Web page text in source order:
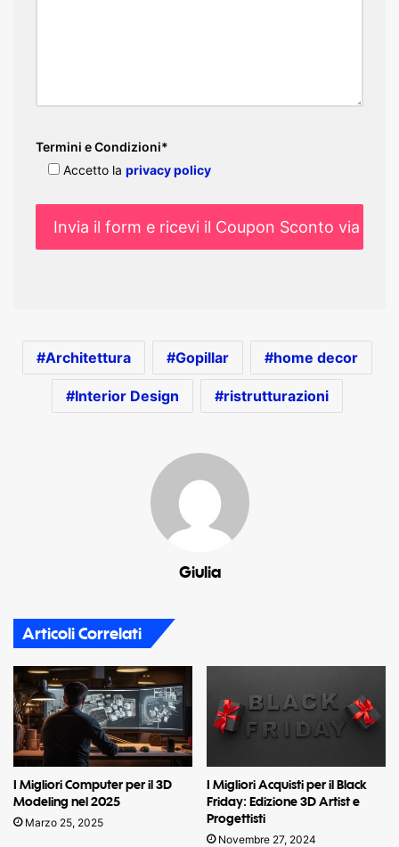
Termini e Condizioni*
Accetto la privacy policy
Architettura Gopillar home decor
Interior Design ristrutturazioni
Giulia
Articoli Correlati
I Migliori Computer per il 3D
Modeling nel 2025
Marzo 25, 2025
I Migliori Acquisti per il Black
Friday: Edizione 3D Artist e
Progettisti
Novembre 27, 2024